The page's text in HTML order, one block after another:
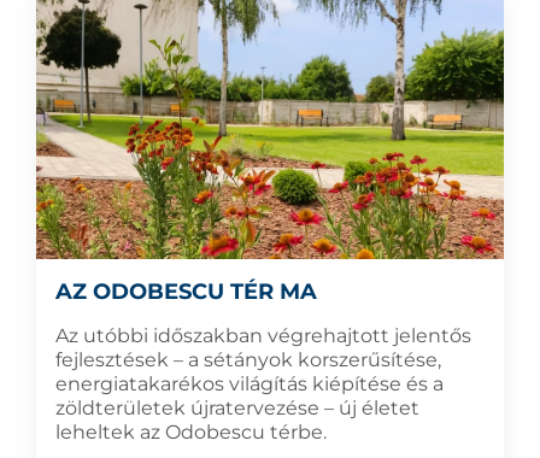
AZ ODOBESCU TÉR MA
Az utóbbi időszakban végrehajtott jelentős
fejlesztések – a sétányok korszerűsítése,
energiatakarékos világítás kiépítése és a
zöldterületek újratervezése – új életet
leheltek az Odobescu térbe.